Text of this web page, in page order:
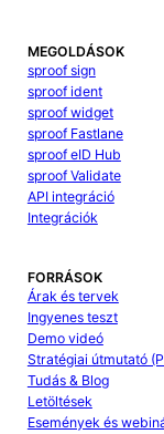
MEGOLDÁSOK
sproof sign
sproof ident
sproof widget
sproof Fastlane
sproof eID Hub
sproof Validate
API integráció
Integrációk
FORRÁSOK
Árak és tervek
Ingyenes teszt
Demo videó
Stratégiai útmutató
Tudás & Blog
Letöltések
Események és